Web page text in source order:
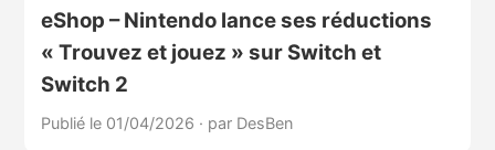
eShop – Nintendo lance ses réductions
« Trouvez et jouez » sur Switch et
Switch 2
Publié le 01/04/2026 · par DesBen